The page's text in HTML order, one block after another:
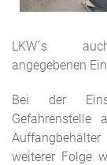
LKW´s
angegebenen
Bei der
Gefahrenstelle
weiterer Folge